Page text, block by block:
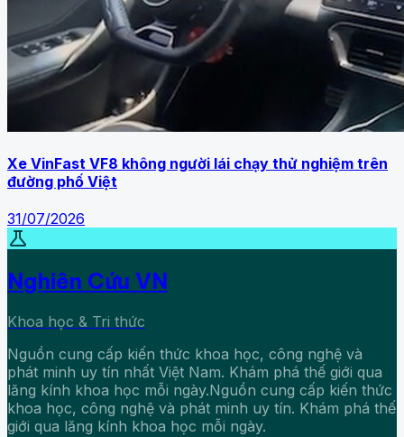
Xe VinFast VF8 không người lái chạy thử nghiệm trên
đường phố Việt
31/07/2026
science
Nghiên Cứu VN
Khoa học & Tri thức
Nguồn cung cấp kiến thức khoa học, công nghệ và
phát minh uy tín nhất Việt Nam. Khám phá thế giới qua
lăng kính khoa học mỗi ngày.Nguồn cung cấp kiến thức
khoa học, công nghệ và phát minh uy tín. Khám phá thế
giới qua lăng kính khoa học mỗi ngày.